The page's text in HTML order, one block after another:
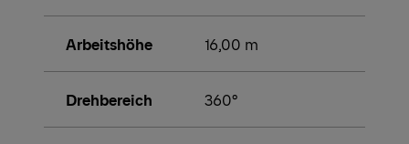
Arbeitshöhe 16,00 m
Drehbereich 360°